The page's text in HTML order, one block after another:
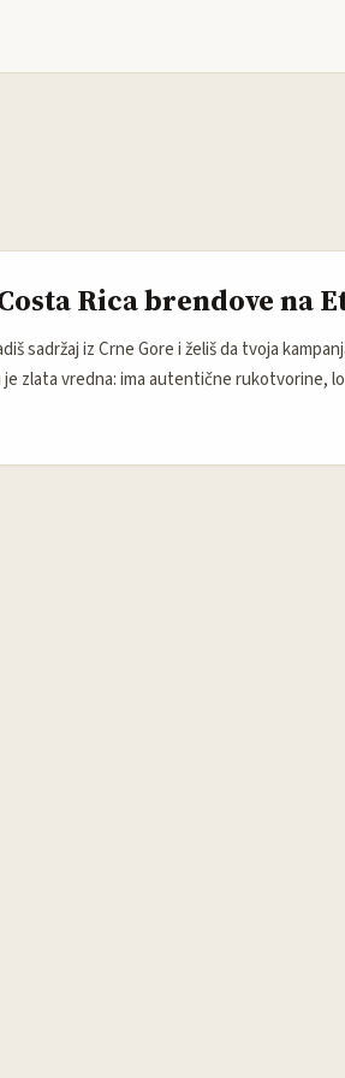
Rica brendove na
sadržaj iz Crne Gore i želiš da tvoja
zlata vredna: ima autentične rukotvorine,
partnerstva za boost posjeta. Problem: